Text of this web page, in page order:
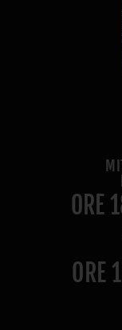
ORE
ORE